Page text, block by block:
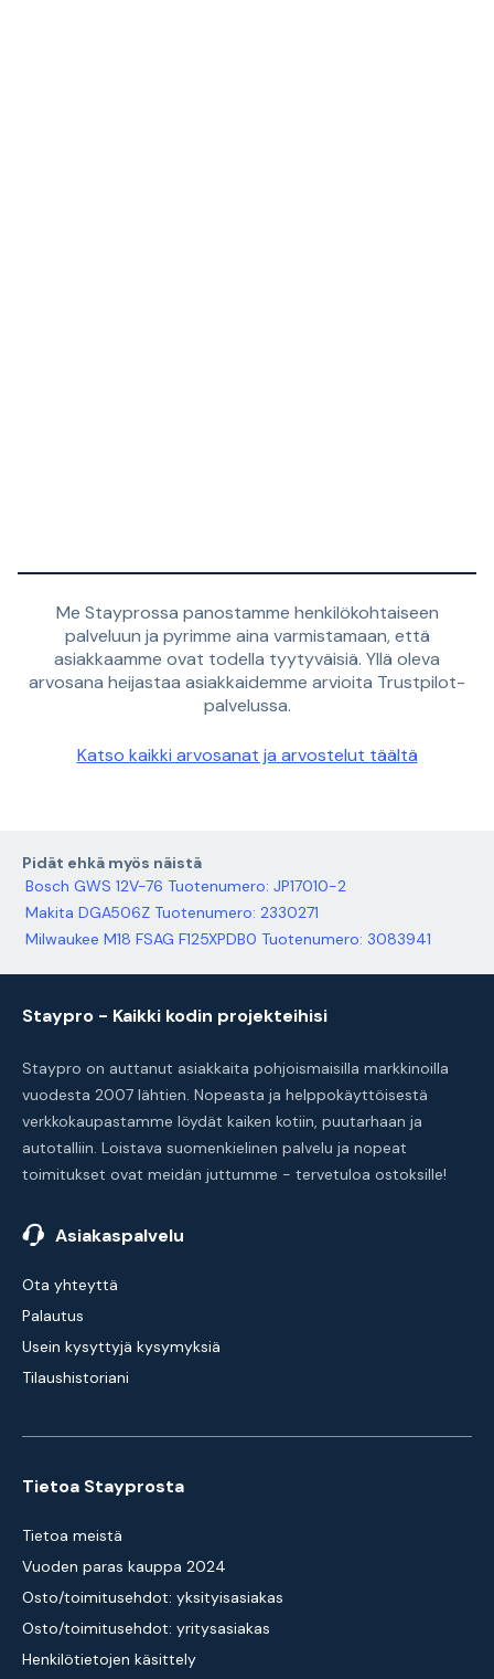
Me Stayprossa panostamme henkilökohtaiseen
palveluun ja pyrimme aina varmistamaan, että
asiakkaamme ovat todella tyytyväisiä. Yllä oleva
arvosana heijastaa asiakkaidemme arvioita Trustpilot-
palvelussa.
Katso kaikki arvosanat ja arvostelut täältä
Pidät ehkä myös näistä
Bosch GWS 12V-76 Tuotenumero: JP17010-2
Makita DGA506Z Tuotenumero: 2330271
Milwaukee M18 FSAG F125XPDB0 Tuotenumero: 3083941
Staypro - Kaikki kodin projekteihisi
Staypro on auttanut asiakkaita pohjoismaisilla markkinoilla
vuodesta 2007 lähtien. Nopeasta ja helppokäyttöisestä
verkkokaupastamme löydät kaiken kotiin, puutarhaan ja
autotalliin. Loistava suomenkielinen palvelu ja nopeat
toimitukset ovat meidän juttumme - tervetuloa ostoksille!
Asiakaspalvelu
Ota yhteyttä
Palautus
Usein kysyttyjä kysymyksiä
Tilaushistoriani
Tietoa Stayprosta
Tietoa meistä
Vuoden paras kauppa 2024
Osto/toimitusehdot: yksityisasiakas
Osto/toimitusehdot: yritysasiakas
Henkilötietojen käsittely